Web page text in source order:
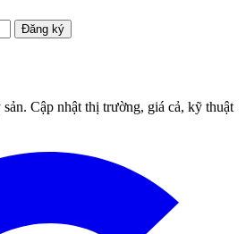
Đăng ký
Cập nhật thị trường, giá cả, kỹ thuật